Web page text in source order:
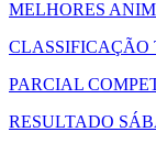
MELHORES
CLASSIFICAÇÃO
PARCIAL
RESULTADO